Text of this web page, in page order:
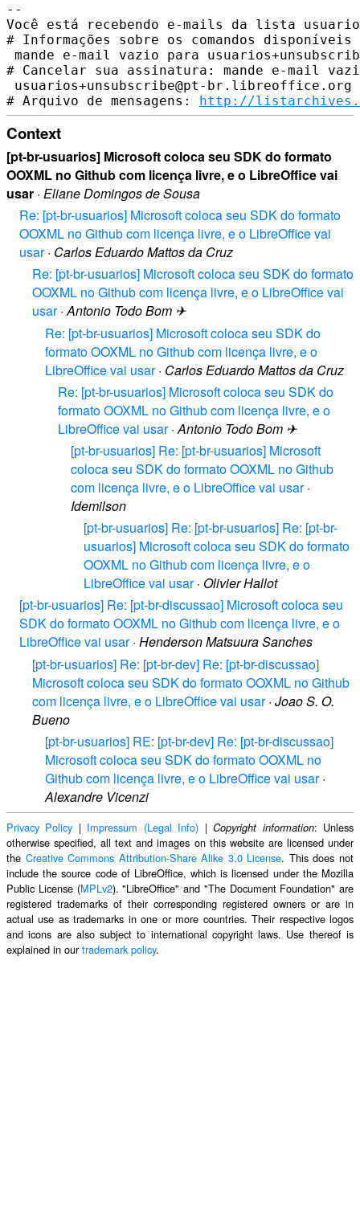
--
Você está recebendo e-mails da lista
# Informações sobre os comandos
mande e-mail vazio para
# Cancelar sua assinatura: mande e-mail
usuarios+unsubscribe@pt-br.libreoffice.org
# Arquivo de mensagens: http://
Context
[pt-br-usuarios] Microsoft coloca seu SDK do formato
OOXML no Github com licença livre, e o LibreOffice vai
usar · Eliane Domingos de Sousa
Re: [pt-br-usuarios] Microsoft coloca seu SDK do formato
OOXML no Github com licença livre, e o LibreOffice vai
usar· Carlos Eduardo Mattos da Cruz
Re: [pt-br-usuarios] Microsoft coloca seu SDK do formato
OOXML no Github com licença livre, e o LibreOffice vai
usar·Antonio Todo Bom ✈
Re: [pt-br-usuarios] Microsoft coloca seu SDK do
formato OOXML no Github com licença livre, e o
LibreOffice vai usar· Carlos Eduardo Mattos da Cruz
Re: [pt-br-usuarios] Microsoft coloca seu SDK do
formato OOXML no Github com licença livre, e o
LibreOffice vai usar·Antonio Todo Bom ✈
[pt-br-usuarios] Re: [pt-br-usuarios] Microsoft
coloca seu SDK do formato OOXML no Github
com licença livre, e o LibreOffice vai usar·
Idemilson
[pt-br-usuarios] Re: [pt-br-usuarios] Re: [pt-br-
usuarios] Microsoft coloca seu SDK do formato
OOXML no Github com licença livre, e o
LibreOffice vai usar· Olivier Hallot
[pt-br-usuarios] Re: [pt-br-discussao] Microsoft coloca seu
SDK do formato OOXML no Github com licença livre, e o
LibreOffice vai usar· Henderson Matsuura Sanches
[pt-br-usuarios] Re: [pt-br-dev] Re: [pt-br-discussao]
Microsoft coloca seu SDK do formato OOXML no Github
com licença livre, e o LibreOffice vai usar· Joao S. O.
Bueno
[pt-br-usuarios] RE: [pt-br-dev] Re: [pt-br-discussao]
Microsoft coloca seu SDK do formato OOXML no
Github com licença livre, e o LibreOffice vai usar·
Alexandre Vicenzi
Privacy Policy | Impressum (Legal Info) |Copyright information: Unless
otherwise specified, all text and images on this website are licensed under
the Creative Commons Attribution-Share Alike 3.0 License. This does not
include the source code of LibreOffice, which is licensed under the Mozilla
Public License (MPLv2). "LibreOffice" and "The Document Foundation" are
registered trademarks of their corresponding registered owners or are in
actual use as trademarks in one or more countries. Their respective logos
and icons are also subject to international copyright laws. Use thereof is
explained in ourtrademark policy.